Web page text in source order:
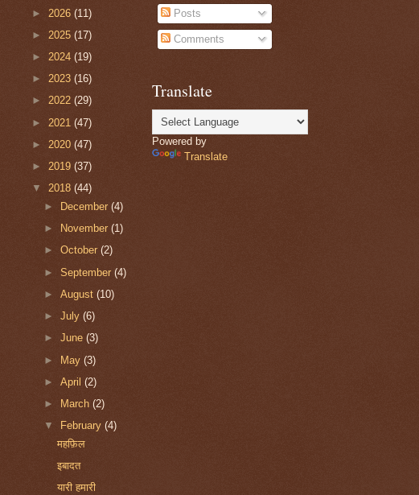
► 2026 (11)
► 2025 (17)
► 2024 (19)
► 2023 (16)
► 2022 (29)
► 2021 (47)
► 2020 (47)
► 2019 (37)
▼ 2018 (44)
►
December(4)
►
November(1)
►October(2)
►September(4)
►August(10)
►July(6)
►June(3)
► May(3)
►April(2)
►
March(2)
▼
February(4)
महफ़िल
इबादत
यारी हमारी
Posts
Comments
Translate
Powered by
Translate